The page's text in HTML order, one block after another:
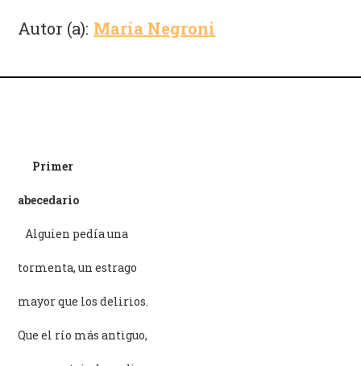
Autor (a): María Negroni
Primer
abecedario
–Alguien pedía una
tormenta, un estrago
mayor que los delirios.
Que el río más antiguo,